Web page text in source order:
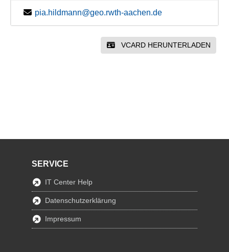
pia.hildmann@geo.rwth-aachen.de
VCARD HERUNTERLADEN
SERVICE
IT Center Help
Datenschutzerklärung
Impressum